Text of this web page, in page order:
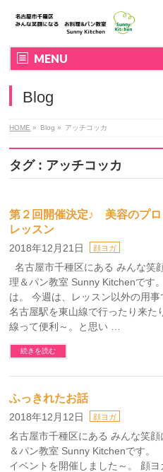
MENU
Blog
HOME » Blog » アッチコッカ
タグ : アッチコッカ
第２回開催決定♪ 美容のプロ
レッスン
2018年12月21日 顔ヨガ
名古屋市千種区にある みんな笑
理＆パン教室 Sunny Kitchenです
は。 今週は、レッスン以外の用事
名古屋駅を東山線で行ったり来た
線って便利～。と思い …
続きを読む
ふっきれたお話
2018年12月12日 顔ヨガ
名古屋市千種区にある みんな笑顔
＆パン教室 Sunny Kitchenです。
イベントを開催しました～。 顔ヨ